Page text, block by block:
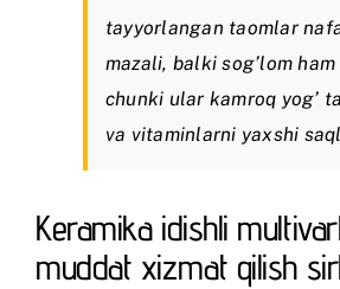
tayyorlangan taomlar
mazali, balki sog’lom ham
chunki ular kamroq yog’
va vitaminlarni yaxshi
Keramika idishli
muddat xizmat qilish